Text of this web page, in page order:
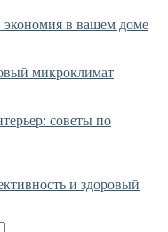
экономия в вашем доме
микроклимат
советы по
и здоровый